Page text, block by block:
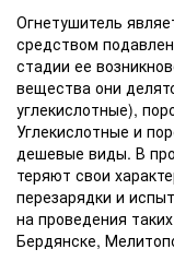
Огнетушитель
средством
стадии ее
вещества они
углекислотные),
Углекислотные и
дешевые виды. В
теряют свои
перезарядки и
на проведения
Бердянске,